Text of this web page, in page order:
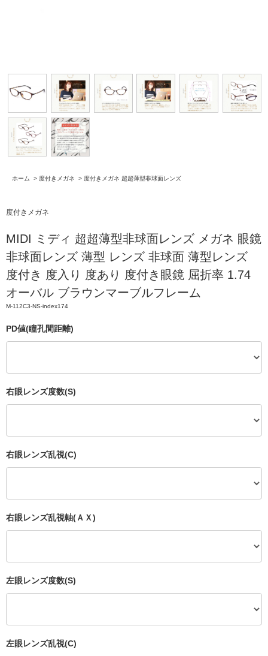
ホーム > 度付きメガネ > 度付きメガネ 超超薄型非球面レンズ
度付きメガネ
MIDI ミディ 超超薄型非球面レンズ メガネ 眼鏡
非球面レンズ 薄型 レンズ 非球面 薄型レンズ
度付き 度入り 度あり 度付き眼鏡 屈折率 1.74
オーバル ブラウンマーブルフレーム
M-112C3-NS-index174
PD値(瞳孔間距離)
右眼レンズ度数(S)
右眼レンズ乱視(C)
右眼レンズ乱視軸(ＡＸ)
左眼レンズ度数(S)
左眼レンズ乱視(C)